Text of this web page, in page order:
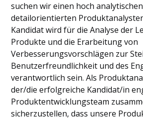
suchen wir einen hoch
detailorientierten
Kandidat wird für die Analyse der
Produkte und die Erarbeitung von
Verbesserungsvorschlägen zur
Benutzerfreundlichkeit und des
verantwortlich sein. Als
der/die erfolgreiche Kandidat/in
Produktentwicklungsteam
sicherzustellen, dass unsere